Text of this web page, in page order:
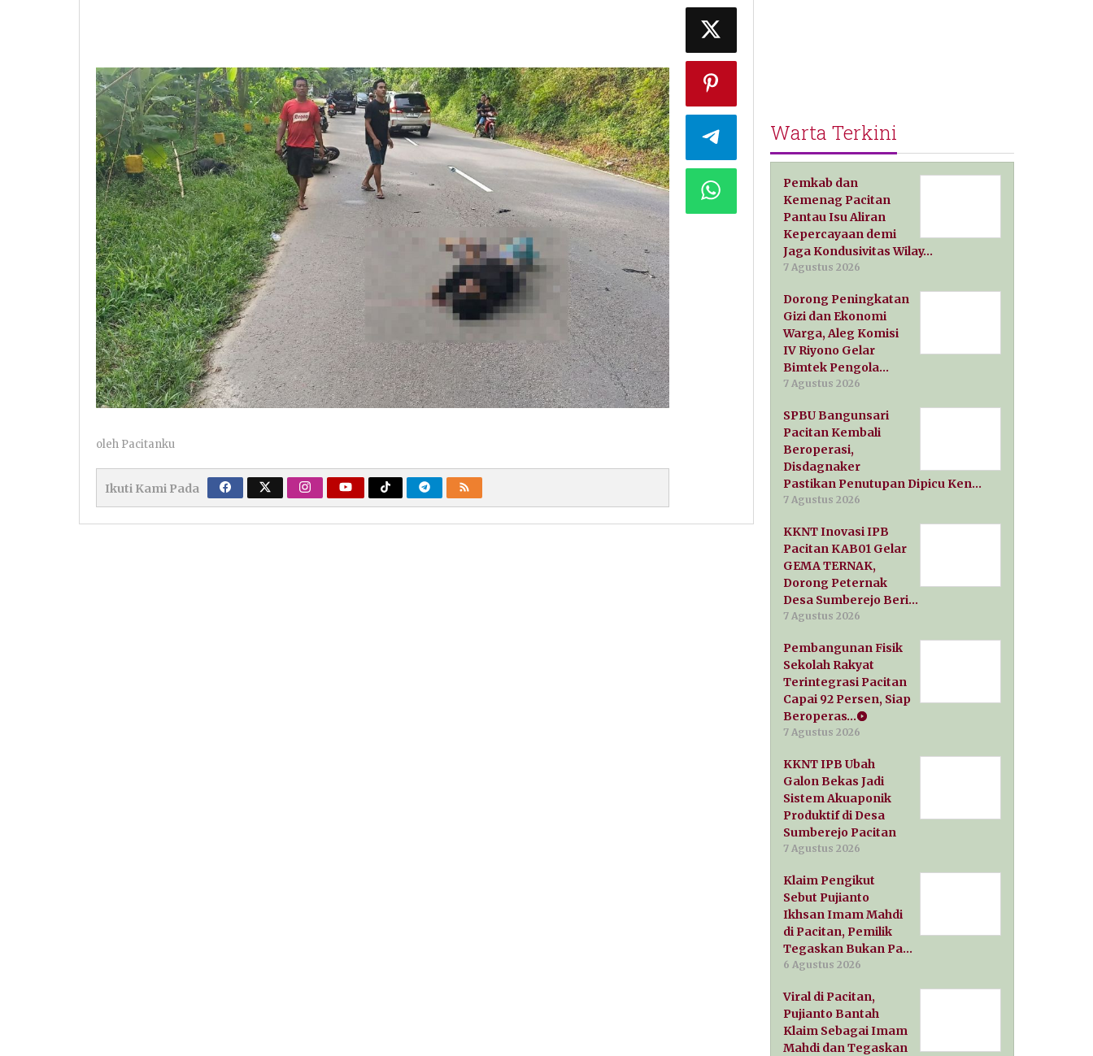
oleh Pacitanku
Ikuti Kami Pada
Warta Terkini
Pemkab dan
Kemenag Pacitan
Pantau Isu Aliran
Kepercayaan demi
Jaga Kondusivitas Wilay…
7 Agustus 2026
Dorong Peningkatan
Gizi dan Ekonomi
Warga, Aleg Komisi
IV Riyono Gelar
Bimtek Pengola…
7 Agustus 2026
SPBU Bangunsari
Pacitan Kembali
Beroperasi,
Disdagnaker
Pastikan Penutupan Dipicu Ken…
7 Agustus 2026
KKNT Inovasi IPB
Pacitan KAB01 Gelar
GEMA TERNAK,
Dorong Peternak
Desa Sumberejo Beri…
7 Agustus 2026
Pembangunan Fisik
Sekolah Rakyat
Terintegrasi Pacitan
Capai 92 Persen, Siap
Beroperas…
7 Agustus 2026
KKNT IPB Ubah
Galon Bekas Jadi
Sistem Akuaponik
Produktif di Desa
Sumberejo Pacitan
7 Agustus 2026
Klaim Pengikut
Sebut Pujianto
Ikhsan Imam Mahdi
di Pacitan, Pemilik
Tegaskan Bukan Pa…
6 Agustus 2026
Viral di Pacitan,
Pujianto Bantah
Klaim Sebagai Imam
Mahdi dan Tegaskan